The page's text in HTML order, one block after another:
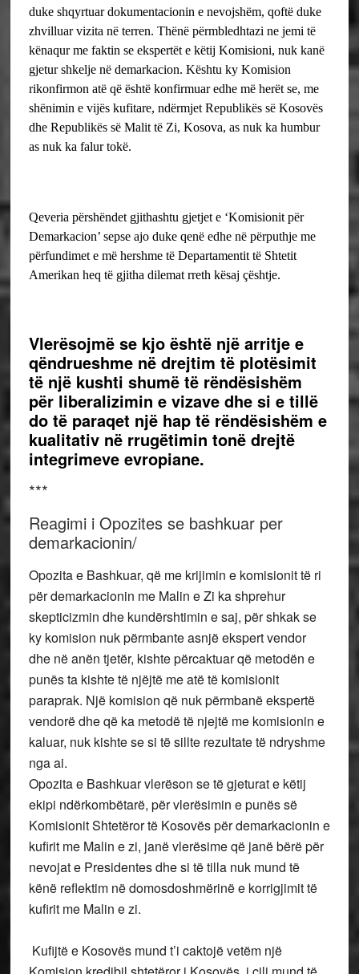
duke shqyrtuar dokumentacionin e nevojshëm, qoftë duke
zhvilluar vizita në terren. Thënë përmbledhtazi ne jemi të
kënaqur me faktin se ekspertët e këtij Komisioni, nuk kanë
gjetur shkelje në demarkacion. Kështu ky Komision
rikonfirmon atë që është konfirmuar edhe më herët se, me
shënimin e vijës kufitare, ndërmjet Republikës së Kosovës
dhe Republikës së Malit të Zi, Kosova, as nuk ka humbur
as nuk ka falur tokë.
Qeveria përshëndet gjithashtu gjetjet e ‘Komisionit për
Demarkacion’ sepse ajo duke qenë edhe në përputhje me
përfundimet e më hershme të Departamentit të Shtetit
Amerikan heq të gjitha dilemat rreth kësaj çështje.
Vlerësojmë se kjo është një arritje e
qëndrueshme në drejtim të plotësimit
të një kushti shumë të rëndësishëm
për liberalizimin e vizave dhe si e tillë
do të paraqet një hap të rëndësishëm e
kualitativ në rrugëtimin tonë drejtë
integrimeve evropiane.
***
Reagimi i Opozites se bashkuar per
demarkacionin/
Opozita e Bashkuar, që me krijimin e komisionit të ri
për demarkacionin me Malin e Zi ka shprehur
skepticizmin dhe kundërshtimin e saj, për shkak se
ky komision nuk përmbante asnjë ekspert vendor
dhe në anën tjetër, kishte përcaktuar që metodën e
punës ta kishte të njëjtë me atë të komisionit
paraprak. Një komision që nuk përmbanë ekspertë
vendorë dhe që ka metodë të njejtë me komisionin e
kaluar, nuk kishte se si të sillte rezultate të ndryshme
nga ai.
Opozita e Bashkuar vlerëson se të gjeturat e këtij
ekipi ndërkombëtarë, për vlerësimin e punës së
Komisionit Shtetëror të Kosovës për demarkacionin e
kufirit me Malin e zi, janë vlerësime që janë bërë për
nevojat e Presidentes dhe si të tilla nuk mund të
kënë reflektim në domosdoshmërinë e korrigjimit të
kufirit me Malin e zi.
Kufijtë e Kosovës mund t’i caktojë vetëm një